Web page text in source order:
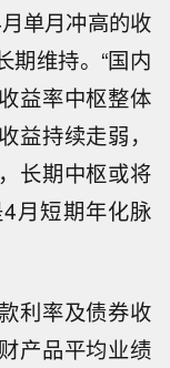
单月冲高的收
期维持。“国内
益率中枢整体
益持续走弱，
长期中枢或将
月短期年化脉
利率及债券收
产品平均业绩